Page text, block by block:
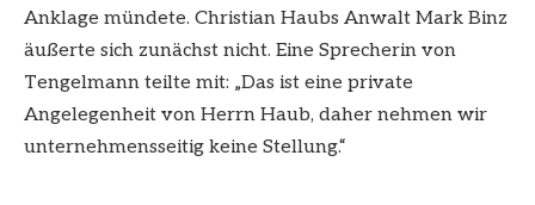
Anklage mündete. Christian Haubs Anwalt Mark Binz
äußerte sich zunächst nicht. Eine Sprecherin von
Tengelmann teilte mit: „Das ist eine private
Angelegenheit von Herrn Haub, daher nehmen wir
unternehmensseitig keine Stellung.“